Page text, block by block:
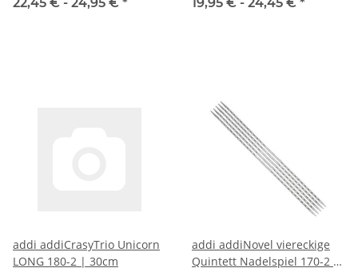
addi addiCrasyTrio Unicorn
LONG 180-2 | 30cm
addi addiNovel viereckige
Quintett Nadelspiel 170-2 |